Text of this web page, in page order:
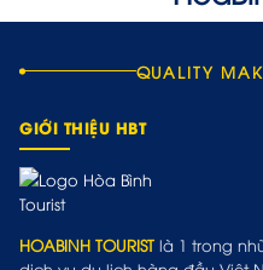
QUALITY
GIỚI THIỆU HBT
HOABINH TOURIST là 1 trong